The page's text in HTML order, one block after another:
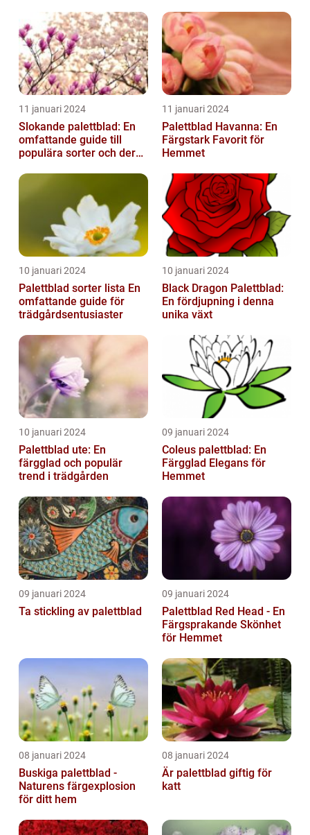
överlevnad och tillväxt...
11 januari 2024
Slokande palettblad: En
omfattande guide till
populära sorter och deras
11 januari 2024
Palettblad Havanna: En
Färgstark Favorit för
Hemmet
10 januari 2024
Palettblad sorter lista En
omfattande guide för
trädgårdsentusiaster
10 januari 2024
Black Dragon Palettblad:
En fördjupning i denna
unika växt
10 januari 2024
Palettblad ute: En
färgglad och populär
trend i trädgården
09 januari 2024
Coleus palettblad: En
Färgglad Elegans för
Hemmet
09 januari 2024
Ta stickling av palettblad
09 januari 2024
Palettblad Red Head - En
Färgsprakande Skönhet
för Hemmet
08 januari 2024
Buskiga palettblad -
Naturens färgexplosion
för ditt hem
08 januari 2024
Är palettblad giftig för
katt